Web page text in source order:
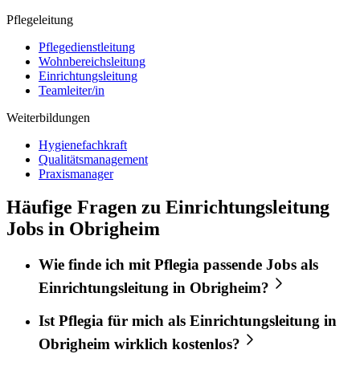
Pflegeleitung
Pflegedienstleitung
Wohnbereichsleitung
Einrichtungsleitung
Teamleiter/in
Weiterbildungen
Hygienefachkraft
Qualitätsmanagement
Praxismanager
Häufige Fragen zu Einrichtungsleitung
Jobs in Obrigheim
Wie finde ich mitPflegia passende Jobs als
Einrichtungsleitung in Obrigheim?
Ist Pflegia für mich als Einrichtungsleitung in
Obrigheim wirklich kostenlos?